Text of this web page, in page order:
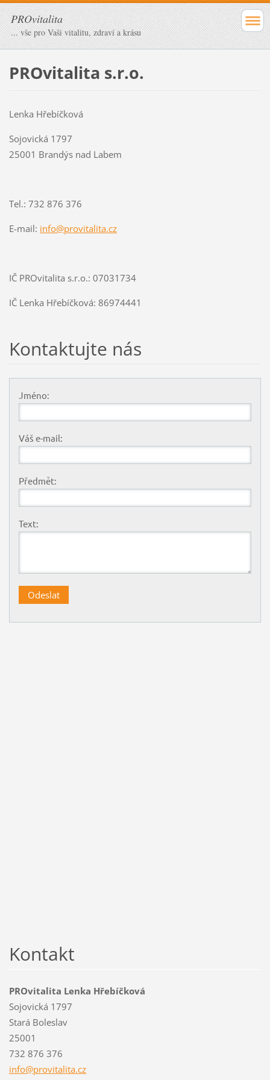
PROvitalita
... vše pro Vaši vitalitu, zdraví a krásu
PROvitalita s.r.o.
Lenka Hřebíčková
Sojovická 1797
25001 Brandýs nad Labem
Tel.: 732 876 376
E-mail: info@provitalita.cz
IČ PROvitalita s.r.o.: 07031734
IČ Lenka Hřebíčková: 86974441
Kontaktujte nás
Jméno:
Váš e-mail:
Předmět:
Text:
Kontakt
PROvitalita Lenka Hřebíčková
Sojovická 1797
Stará Boleslav
25001
732 876 376
info@provitalita.cz